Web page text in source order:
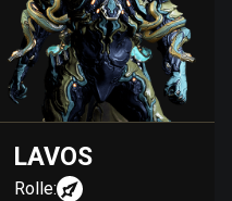
LAVOS
Rolle: